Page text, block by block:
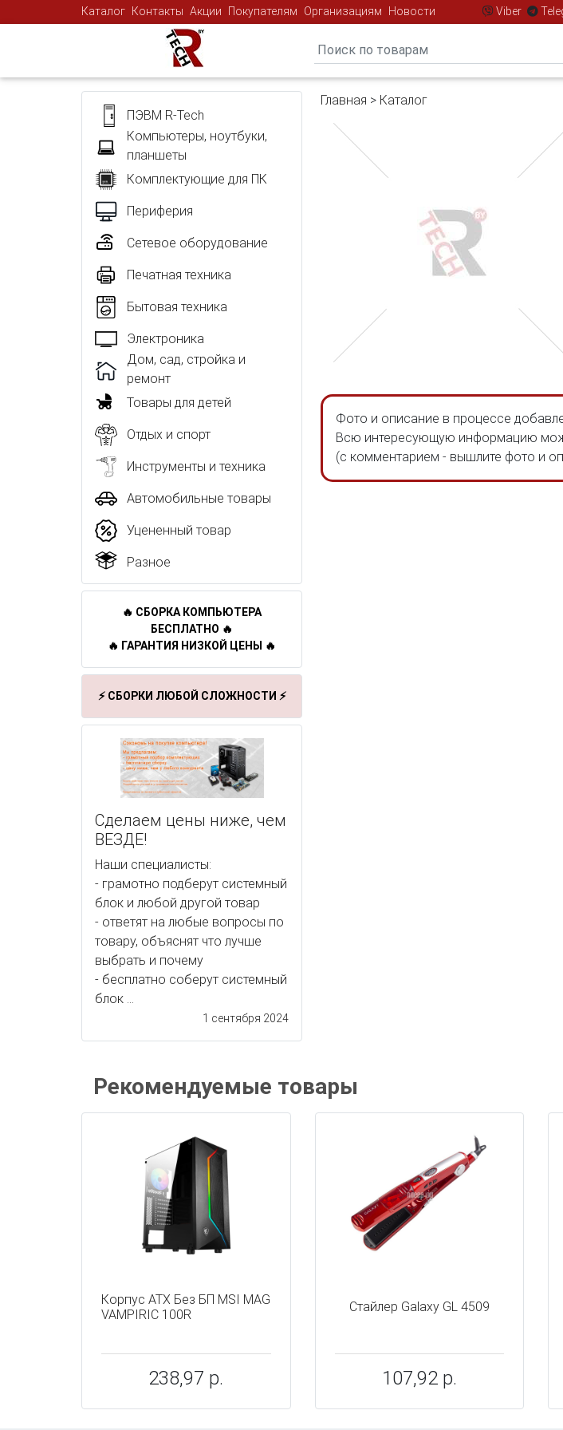
Каталог Контакты Акции Покупателям Организациям Новости Viber
ПЭВМ R-Tech
Компьютеры, ноутбуки,
планшеты
Комплектующие для ПК
Периферия
Сетевое оборудование
Печатная техника
Бытовая техника
Электроника
Дом, сад, стройка и
ремонт
Товары для детей
Отдых и спорт
Инструменты и техника
Автомобильные товары
Уцененный товар
Разное
🔥 СБОРКА КОМПЬЮТЕРА
БЕСПЛАТНО 🔥
🔥 ГАРАНТИЯ НИЗКОЙ ЦЕНЫ 🔥
⚡ СБОРКИ ЛЮБОЙ СЛОЖНОСТИ ⚡
Сделаем цены ниже, чем
ВЕЗДЕ!
Наши специалисты:
- грамотно подберут системный
блок и любой другой товар
- ответят на любые вопросы по
товару, объяснят что лучше
выбрать и почему
- бесплатно соберут системный
блок ...
1 сентября 2024
Главная > Каталог
Фото и описание в процессе
Всю интересующую информацию
(с комментарием - вышлите фото и
Рекомендуемые товары
Корпус ATX Без БП MSI MAG
VAMPIRIC 100R
238,97 р.
Стайлер Galaxy GL 4509
107,92 р.